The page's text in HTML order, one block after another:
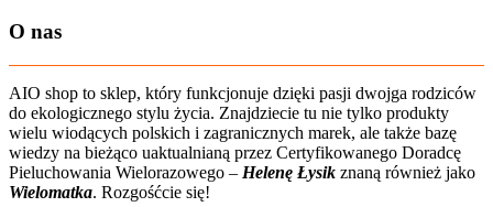
O nas
AIO shop to sklep, który funkcjonuje dzięki pasji dwojga rodziców
do ekologicznego stylu życia. Znajdziecie tu nie tylko produkty
wielu wiodących polskich i zagranicznych marek, ale także bazę
wiedzy na bieżąco uaktualnianą przez Certyfikowanego Doradcę
Pieluchowania Wielorazowego – Helenę Łysik znaną również jako
Wielomatka. Rozgośćcie się!